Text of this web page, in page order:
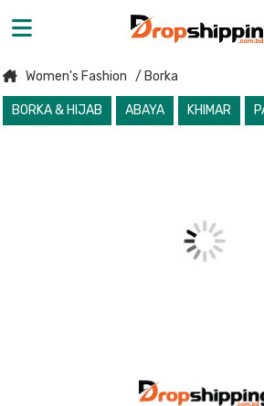
Women's Fashion / Borka
BORKA & HIJAB ABAYA KHIMAR